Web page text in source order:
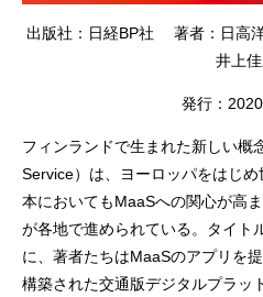
出版社：日経BP社 著者：日
井上
発行：
フィンランドで生まれた新しい概
Service）は、ヨーロッパをはじ
本においてもMaaSへの関心が高
が各地で進められている。タイト
に、著者たちはMaaSのアプリを
構築された交通版デジタルプラッ